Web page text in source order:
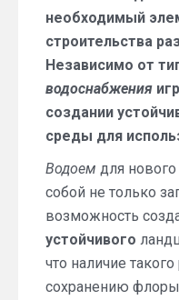
необходимый
строительства
Независимо от
водоснабжения
создании
среды для
Водоем для нового
собой не только
возможность
устойчивого
что наличие
сохранению